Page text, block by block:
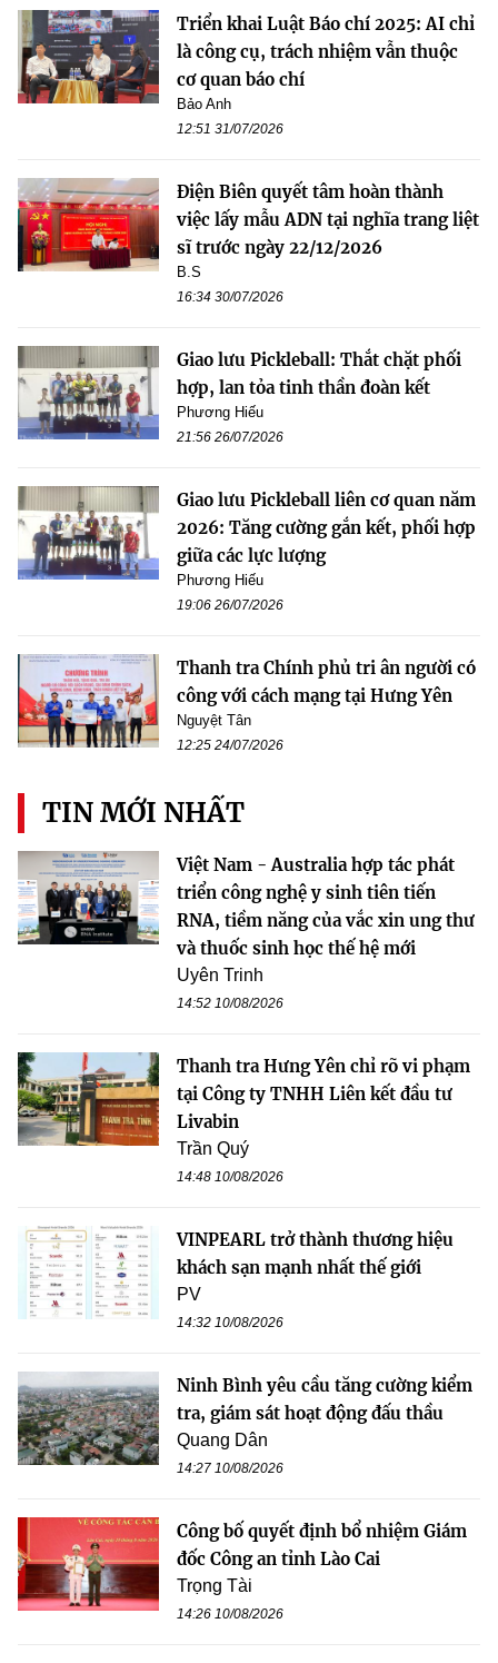
Triển khai Luật Báo chí 2025: AI chỉ
là công cụ, trách nhiệm vẫn thuộc
cơ quan báo chí
Bảo Anh
12:51 31/07/2026
Điện Biên quyết tâm hoàn thành
việc lấy mẫu ADN tại nghĩa trang liệt
sĩ trước ngày 22/12/2026
B.S
16:34 30/07/2026
Giao lưu Pickleball: Thắt chặt phối
hợp, lan tỏa tinh thần đoàn kết
Phương Hiếu
21:56 26/07/2026
Giao lưu Pickleball liên cơ quan năm
2026: Tăng cường gắn kết, phối hợp
giữa các lực lượng
Phương Hiếu
19:06 26/07/2026
Thanh tra Chính phủ tri ân người có
công với cách mạng tại Hưng Yên
Nguyệt Tân
12:25 24/07/2026
TIN MỚI NHẤT
Việt Nam - Australia hợp tác phát
triển công nghệ y sinh tiên tiến
RNA, tiềm năng của vắc xin ung thư
và thuốc sinh học thế hệ mới
Uyên Trinh
14:52 10/08/2026
Thanh tra Hưng Yên chỉ rõ vi phạm
tại Công ty TNHH Liên kết đầu tư
Livabin
Trần Quý
14:48 10/08/2026
VINPEARL trở thành thương hiệu
khách sạn mạnh nhất thế giới
PV
14:32 10/08/2026
Ninh Bình yêu cầu tăng cường kiểm
tra, giám sát hoạt động đấu thầu
Quang Dân
14:27 10/08/2026
Công bố quyết định bổ nhiệm Giám
đốc Công an tỉnh Lào Cai
Trọng Tài
14:26 10/08/2026